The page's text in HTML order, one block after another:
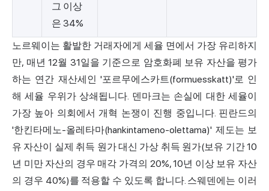
그 이상
은 34%
노르웨이는 활발한 거래자에게 세율 면에서 가장 유리하지
만, 매년 12월 31일을 기준으로 암호화폐 보유 자산을 평가
하는 연간 재산세인 '포르무에스카트(formuesskatt)'로 인
해 세율 우위가 상쇄됩니다. 덴마크는 손실에 대한 세율이
가장 높아 의회에서 개혁 논쟁이 진행 중입니다. 핀란드의
'한킨타메노-올레타마(hankintameno-olettama)' 제도는 보
유 자산이 실제 취득 원가 대신 가상 취득 원가(보유 기간 10
년 미만 자산의 경우 매각 가격의 20%, 10년 이상 보유 자산
의 경우 40%)를 적용할 수 있도록 합니다. 스웨덴에는 이러